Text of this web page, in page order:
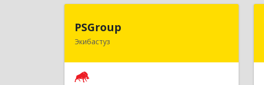
PSGroup
Экибастуз
КАЗАХСТАН, 141200, Павлодарская